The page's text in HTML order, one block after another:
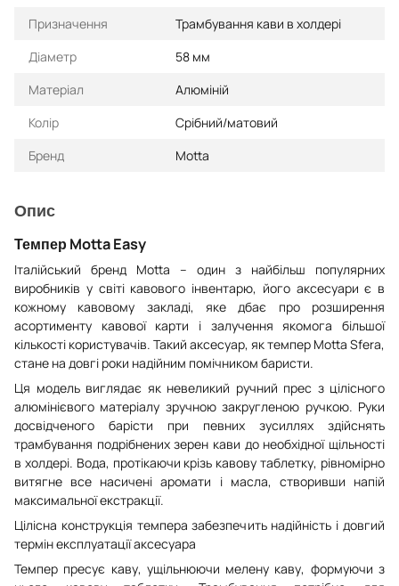
Призначення
Трамбування кави в холдері
Діаметр
58 мм
Матеріал
Алюміній
Колір
Срібний/матовий
Бренд
Motta
Опис
Темпер Motta Easy
Італійський бренд Motta – один з найбільш популярних
виробників у світі кавового інвентарю, його аксесуари є в
кожному кавовому закладі, яке дбає про розширення
асортименту кавової карти і залучення якомога більшої
кількості користувачів. Такий аксесуар, як темпер Motta Sfera,
стане на довгі роки надійним помічником баристи.
Ця модель виглядає як невеликий ручний прес з цілісного
алюмінієвого матеріалу зручною закругленою ручкою. Руки
досвідченого барісти при певних зусиллях здійснять
трамбування подрібнених зерен кави до необхідної щільності
в холдері. Вода, протікаючи крізь кавову таблетку, рівномірно
витягне все насичені аромати і масла, створивши напій
максимальної екстракції.
Цілісна конструкція темпера забезпечить надійність і довгий
термін експлуатації аксесуара
Темпер пресує каву, ущільнюючи мелену каву, формуючи з